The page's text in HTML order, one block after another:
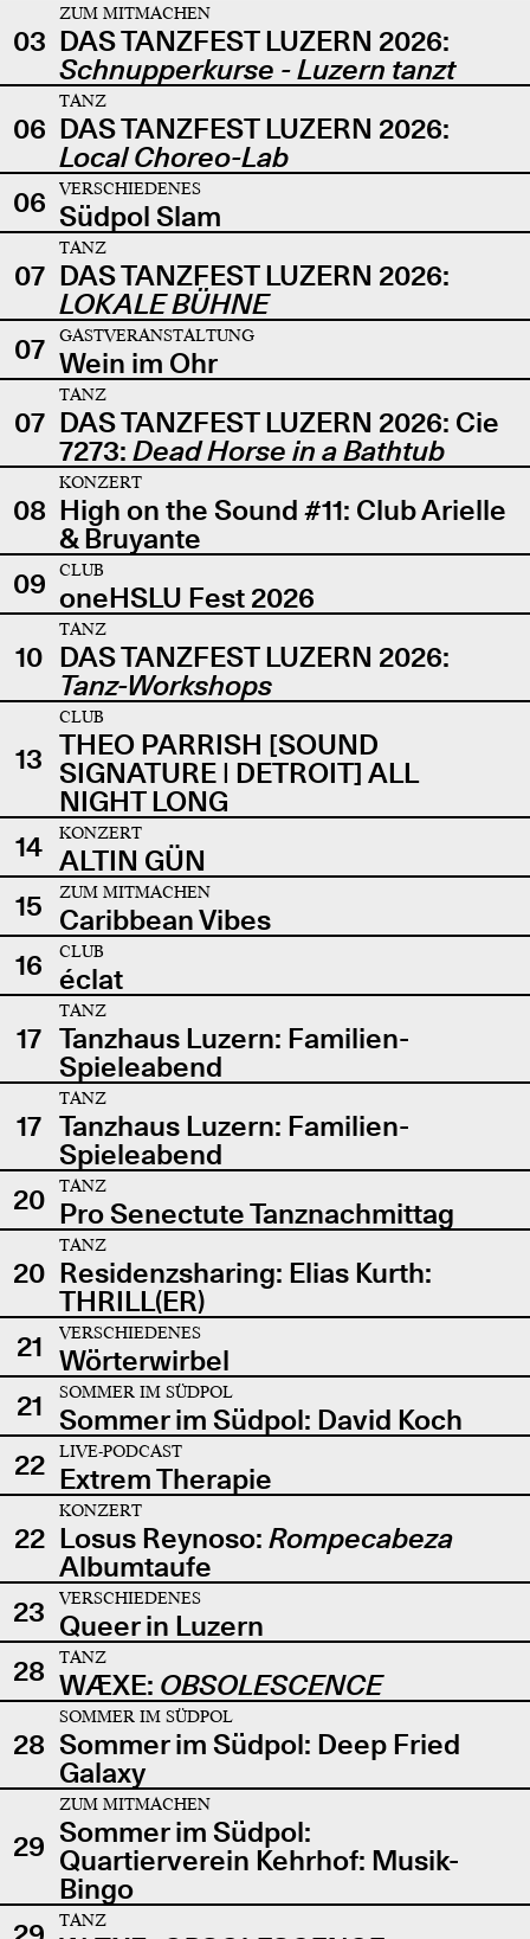
03
ZUM MITMACHEN
DAS TANZFEST LUZERN 2026:
Schnupperkurse - Luzern tanzt
06
TANZ
DAS TANZFEST LUZERN 2026:
Local Choreo-Lab
06
VERSCHIEDENES
Südpol Slam
07
TANZ
DAS TANZFEST LUZERN 2026:
LOKALE BÜHNE
07
GASTVERANSTALTUNG
Wein im Ohr
07
TANZ
DAS TANZFEST LUZERN 2026: Cie
7273: Dead Horse in a Bathtub
08
KONZERT
High on the Sound #11: Club Arielle
& Bruyante
09
CLUB
oneHSLU Fest 2026
10
TANZ
DAS TANZFEST LUZERN 2026:
Tanz-Workshops
13
CLUB
THEO PARRISH [SOUND
SIGNATURE | DETROIT] ALL
NIGHT LONG
14
KONZERT
ALTIN GÜN
15
ZUM MITMACHEN
Caribbean Vibes
16
CLUB
éclat
17
TANZ
Tanzhaus Luzern: Familien-
Spieleabend
17
TANZ
Tanzhaus Luzern: Familien-
Spieleabend
20
TANZ
Pro Senectute Tanznachmittag
20
TANZ
Residenzsharing: Elias Kurth:
THRILL(ER)
21
VERSCHIEDENES
Wörterwirbel
21
SOMMER IM SÜDPOL
Sommer im Südpol: David Koch
22
LIVE-PODCAST
Extrem Therapie
22
KONZERT
Losus Reynoso: Rompecabeza
Albumtaufe
23
VERSCHIEDENES
Queer in Luzern
28
TANZ
WÆXE: OBSOLESCENCE
28
SOMMER IM SÜDPOL
Sommer im Südpol: Deep Fried
Galaxy
29
ZUM MITMACHEN
Sommer im Südpol:
Quartierverein Kehrhof: Musik-
Bingo
TANZ